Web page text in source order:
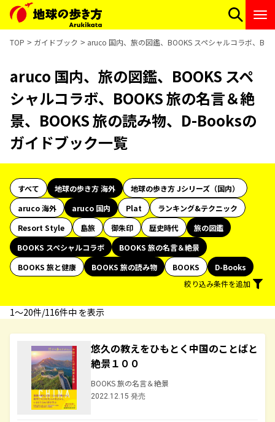
TOP ガイドブック aruco 国内、旅の図鑑、BOOKS スペシャルコラボ、
aruco 国内、旅の図鑑、BOOKS スペ
シャルコラボ、BOOKS 旅の名言＆絶
景、BOOKS 旅の読み物、D-Booksの
ガイドブック一覧
すべて 地球の歩き方 海外
地球の歩き方 Jシリーズ（国内）
aruco 海外
aruco 国内 Plat
ランキング&テクニック
Resort Style
島旅 御朱印 歴史時代
旅の図鑑
BOOKS スペシャルコラボ
BOOKS 旅の名言＆絶景
BOOKS 旅と健康
BOOKS 旅の読み物 BOOKS
D-Books
絞り込み条件を追加
1〜20件/116件中 を表示
悠久の教えをひもとく中国のことばと
絶景１００
BOOKS 旅の名言＆絶景
2022.12.15 発売